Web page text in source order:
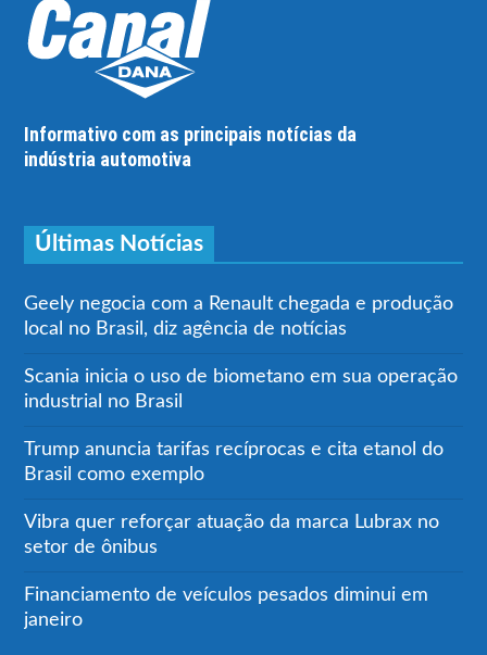
Informativo com as principais notícias da
indústria automotiva
Últimas Notícias
Geely negocia com a Renault chegada e produção
local no Brasil, diz agência de notícias
Scania inicia o uso de biometano em sua operação
industrial no Brasil
Trump anuncia tarifas recíprocas e cita etanol do
Brasil como exemplo
Vibra quer reforçar atuação da marca Lubrax no
setor de ônibus
Financiamento de veículos pesados diminui em
janeiro